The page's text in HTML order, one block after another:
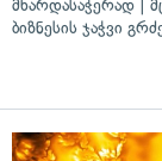
მხარდასაჭერად |
ბიზნესის ჯაჭვი